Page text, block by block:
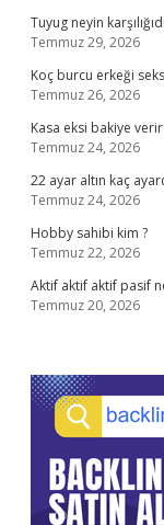
Tuyug neyin
Temmuz 29, 2026
Koç burcu erkeği
Temmuz 26, 2026
Kasa eksi bakiye
Temmuz 24, 2026
22 ayar altın kaç
Temmuz 24, 2026
Hobby sahibi kim ?
Temmuz 22, 2026
Aktif aktif aktif pasif
Temmuz 20, 2026